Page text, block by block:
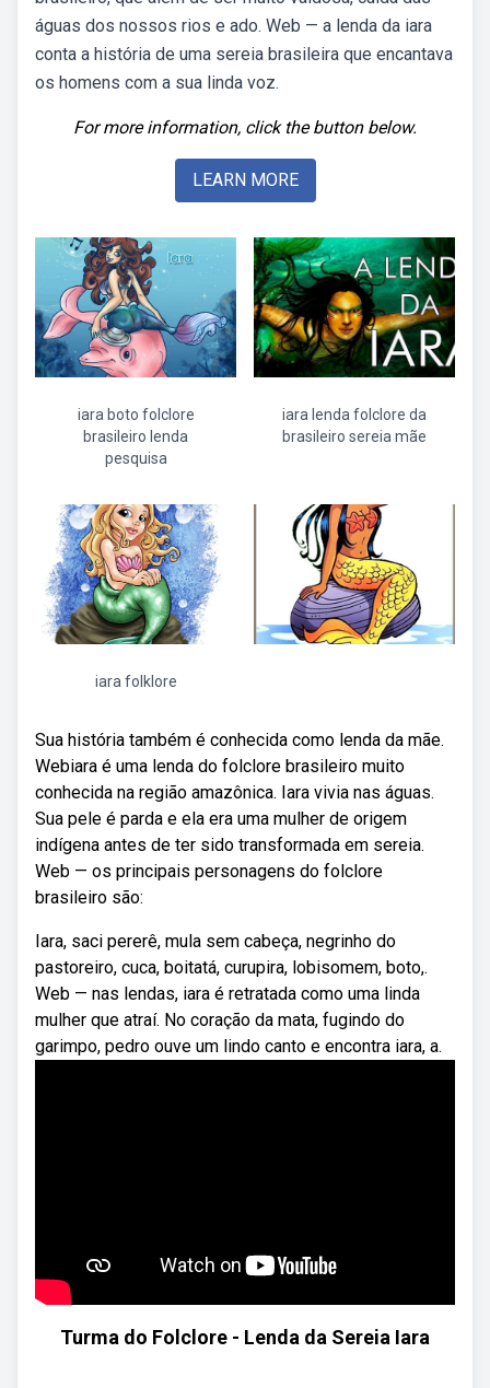
águas dos nossos rios e ado. Web — a lenda da iara
conta a história de uma sereia brasileira que encantava
os homens com a sua linda voz.
For more information, click the button below.
LEARN MORE
iara boto folclore
brasileiro lenda
pesquisa
iara lenda folclore da
brasileiro sereia mãe
iara folklore
Sua história também é conhecida como lenda da mãe.
Webiara é uma lenda do folclore brasileiro muito
conhecida na região amazônica. Iara vivia nas águas.
Sua pele é parda e ela era uma mulher de origem
indígena antes de ter sido transformada em sereia.
Web — os principais personagens do folclore
brasileiro são:
Iara, saci pererê, mula sem cabeça, negrinho do
pastoreiro, cuca, boitatá, curupira, lobisomem, boto,.
Web — nas lendas, iara é retratada como uma linda
mulher que atraí. No coração da mata, fugindo do
garimpo, pedro ouve um lindo canto e encontra iara, a.
Turma do Folclore - Lenda da Sereia Iara